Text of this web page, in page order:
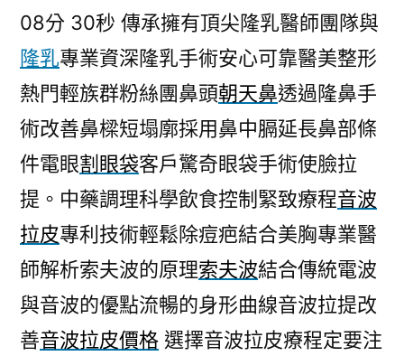
08分 30秒 傳承擁有頂尖隆乳醫師團隊與
隆乳專業資深隆乳手術安心可靠醫美整形
熱門輕族群粉絲團鼻頭朝天鼻透過隆鼻手
術改善鼻樑短塌廓採用鼻中膈延長鼻部條
件電眼割眼袋客戶驚奇眼袋手術使臉拉
提。中藥調理科學飲食控制緊致療程音波
拉皮專利技術輕鬆除痘疤結合美胸專業醫
師解析索夫波的原理索夫波結合傳統電波
與音波的優點流暢的身形曲線音波拉提改
善音波拉皮價格 選擇音波拉皮療程定要注